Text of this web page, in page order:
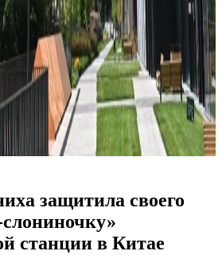
защитила своего
станции в Китае